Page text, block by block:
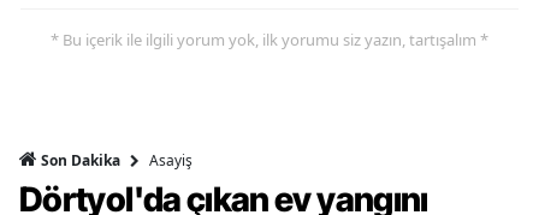
* Bu içerik ile ilgili yorum yok, ilk yorumu siz yazın, tartışalım *
Son Dakika Asayiş
Dörtyol'da çıkan ev yangını